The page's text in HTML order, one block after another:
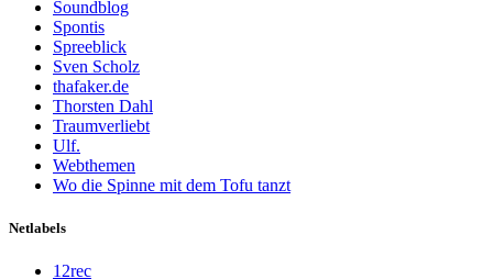
Soundblog
Spontis
Spreeblick
Sven Scholz
thafaker.de
Thorsten Dahl
Traumverliebt
Ulf.
Webthemen
Wo die Spinne mit dem Tofu tanzt
Netlabels
12rec